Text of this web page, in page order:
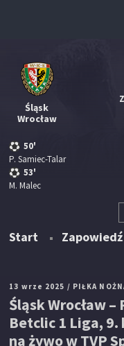
Śląsk
Wrocław
50'
P. Samiec-Talar
53'
M. Malec
Start Zapowiedź
13 wrze 2025 / PIŁKA
Śląsk Wrocław
Betclic 1 Liga,
na żywo w TVP